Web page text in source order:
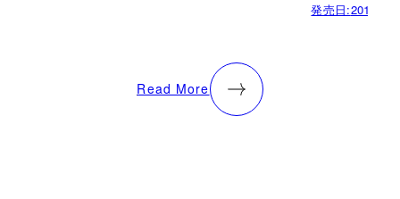
発売日:
Read More